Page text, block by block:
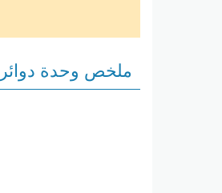
ملخص وحدة دوائر